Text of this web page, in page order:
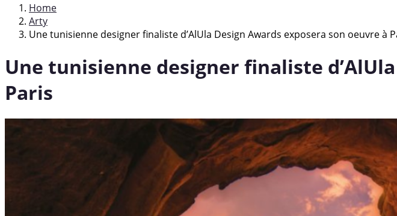
Home
Arty
Une tunisienne designer finaliste d’AlUla Design Awards exposera son oeuvre à
Une tunisienne designer finaliste
Paris